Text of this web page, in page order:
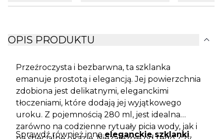
OPIS PRODUKTU expand_more
Przeźroczysta i bezbarwna, ta szklanka
emanuje prostotą i elegancją. Jej powierzchnia
zdobiona jest delikatnymi, eleganckimi
tłoczeniami, które dodają jej wyjątkowego
uroku. Z pojemnością 280 ml, jest idealna
zarówno na codzienne rytuały picia wody, jak i
Sprawdź również inneeleganckie szklanki.